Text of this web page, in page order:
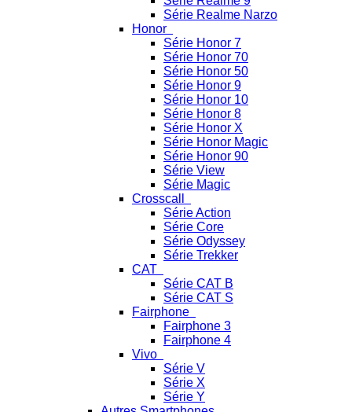
Série Realme Narzo
Honor
Série Honor 7
Série Honor 70
Série Honor 50
Série Honor 9
Série Honor 10
Série Honor 8
Série Honor X
Série Honor Magic
Série Honor 90
Série View
Série Magic
Crosscall
Série Action
Série Core
Série Odyssey
Série Trekker
CAT
Série CAT B
Série CAT S
Fairphone
Fairphone 3
Fairphone 4
Vivo
Série V
Série X
Série Y